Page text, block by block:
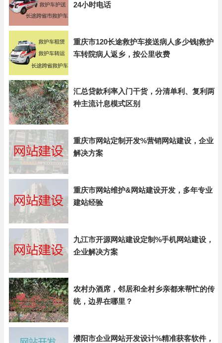
24小时电话
重庆市120长途救护车接送病人多少钱|救护
车转院病人返乡，按公里收费
汇总贷款利率入门干货，分清单利、复利两
种主流计息模式区别
重庆市网站定制开发%营销网站建设，企业
解决方案
重庆市网站维护&网站建设开发，多年专业
建站经验
九江市开源网站建设定制%手机网站建设，
企业解决方案
农村办酒席，邻居和全村乡亲都来帮忙的传
统，边界在哪里？
濮阳市企业网站开发设计%精准获客软件，